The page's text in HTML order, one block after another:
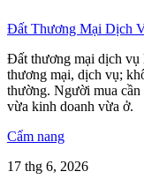
Đất Thương Mại Dịch
Đất thương mại dịch vụ
thương mại, dịch vụ;
thường. Người mua cần
vừa kinh doanh vừa ở.
Cẩm nang
17 thg 6, 2026